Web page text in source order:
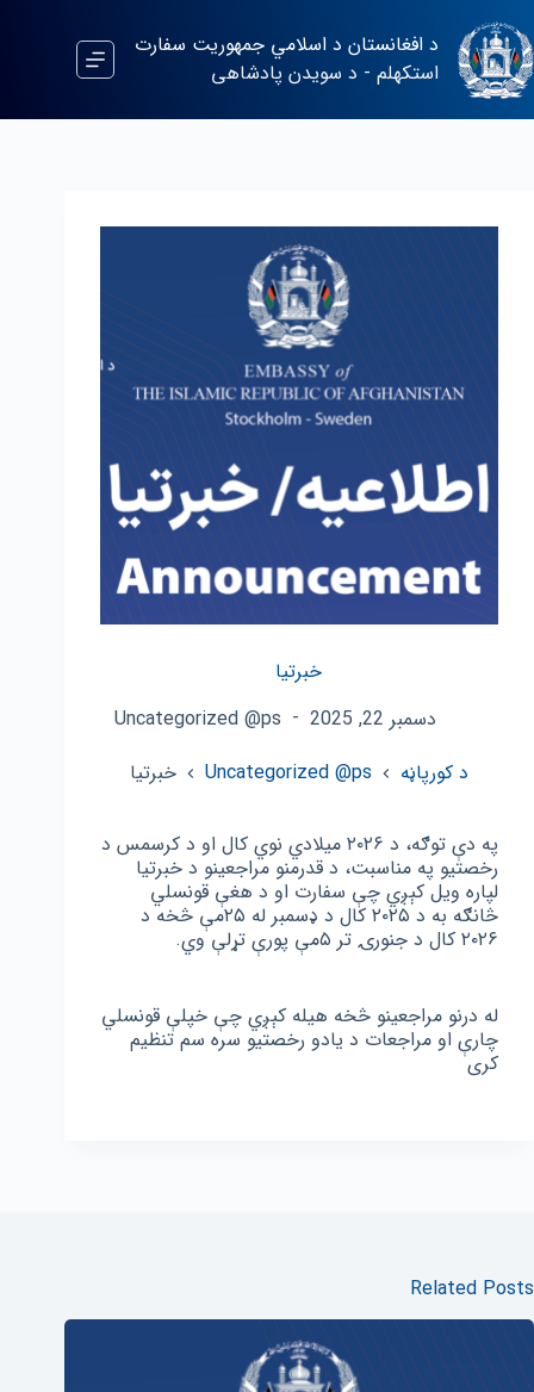
د افغانستان د اسلامي جمهوریت سفارت
استکهلم - د سویدن پادشاهی
خبرتیا
دسمبر 22, 2025
Uncategorized @ps
د کورپاڼه Uncategorized @ps خبرتیا
په دې توګه، د ۲۰۲۶ میلادي نوي کال او د کرسمس د
رخصتیو په مناسبت، د قدرمنو مراجعینو د خبرتیا
لپاره ویل کېږي چې سفارت او د هغې قونسلي
څانګه به د ۲۰۲۵ کال د ډسمبر له ۲۵مې څخه د
۲۰۲۶ کال د جنورۍ تر ۵مې پورې تړلې وي.
له درنو مراجعینو څخه هیله کېږي چې خپلې قونسلي
چارې او مراجعات د یادو رخصتیو سره سم تنظیم
کری
Related Posts